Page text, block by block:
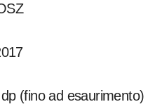
(fino ad esaurimento)